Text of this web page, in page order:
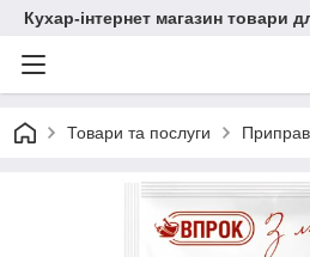
Кухар-інтернет магазин товари
Товари та послуги